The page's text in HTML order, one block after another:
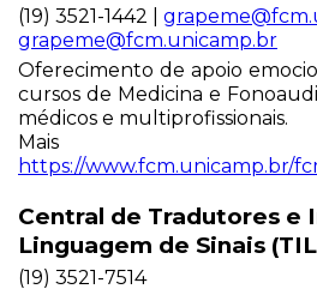
(19) 3521-1442 |
grapeme@fcm.unicamp.br
Oferecimento de apoio
cursos de Medicina e
médicos e multiprofissionais.
Mais
https://www.fcm.unicamp.br/
Central de Tradutores e
Linguagem de Sinais
(19) 3521-7514